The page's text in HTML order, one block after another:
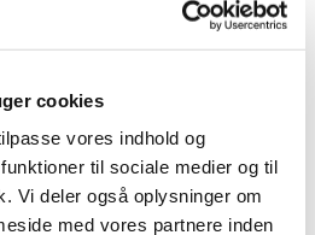
cookies
vores indhold og
til sociale medier og til
Vi deler også oplysninger om
med vores partnere inden
på virksomheden
i byen